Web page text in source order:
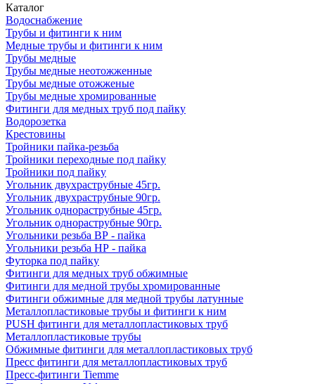
Каталог
Водоснабжение
Трубы и фитинги к ним
Медные трубы и фитинги к ним
Трубы медные
Трубы медные неотожженные
Трубы медные отожженые
Трубы медные хромированные
Фитинги для медных труб под пайку
Водорозетка
Крестовины
Тройники пайка-резьба
Тройники переходные под пайку
Тройники под пайку
Угольник двухраструбные 45гр.
Угольник двухраструбные 90гр.
Угольник однораструбные 45гр.
Угольник однораструбные 90гр.
Угольники резьба ВР - пайка
Угольники резьба НР - пайка
Футорка под пайку
Фитинги для медных труб обжимные
Фитинги для медной трубы хромированные
Фитинги обжимные для медной трубы латунные
Металлопластиковые трубы и фитинги к ним
PUSH фитинги для металлопластиковых труб
Металлопластиковые трубы
Обжимные фитинги для металлопластиковых труб
Пресс фитинги для металлопластиковых труб
Пресс-фитинги Tiemme